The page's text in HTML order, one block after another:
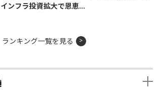
インフラ投資拡大で恩恵...
ランキング一覧を見る